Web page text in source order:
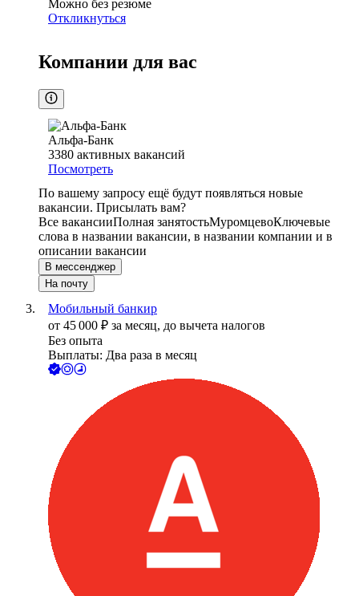
Можно без резюме
Откликнуться
Компании для вас
Альфа-Банк
3380 активных вакансий
Посмотреть
По вашему запросу ещё будут появляться новые
вакансии. Присылать вам?
Все вакансииПолная занятостьМуромцевоКлючевые
слова в названии вакансии, в названии компании и в
описании вакансии
В мессенджер
На почту
Мобильный банкир
от 45 000 ₽ за месяц, до вычета налогов
Без опыта
Выплаты: Два раза в месяц